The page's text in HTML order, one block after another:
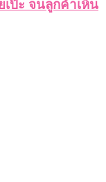
ป๊ะ จนลูกค้าเห็น